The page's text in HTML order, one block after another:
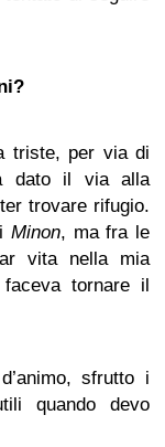
triste, per via di
dato il via alla
trovare rifugio.
Minon, ma fra le
vita nella mia
tornare il
sfrutto i
quando devo